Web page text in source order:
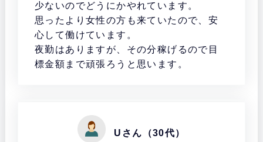
少ないのでどうにかやれています。
思ったより女性の方も来ていたので、安
心して働けています。
夜勤はありますが、その分稼げるので目
標金額まで頑張ろうと思います。
Uさん（30代）